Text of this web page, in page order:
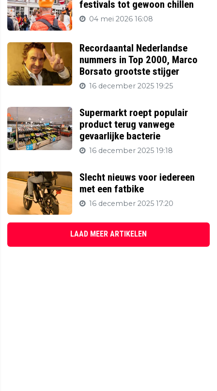
festivals tot gewoon chillen
04 mei 2026 16:08
Recordaantal Nederlandse
nummers in Top 2000, Marco
Borsato grootste stijger
16 december 2025 19:25
Supermarkt roept populair
product terug vanwege
gevaarlijke bacterie
16 december 2025 19:18
Slecht nieuws voor iedereen
met een fatbike
16 december 2025 17:20
LAAD MEER ARTIKELEN